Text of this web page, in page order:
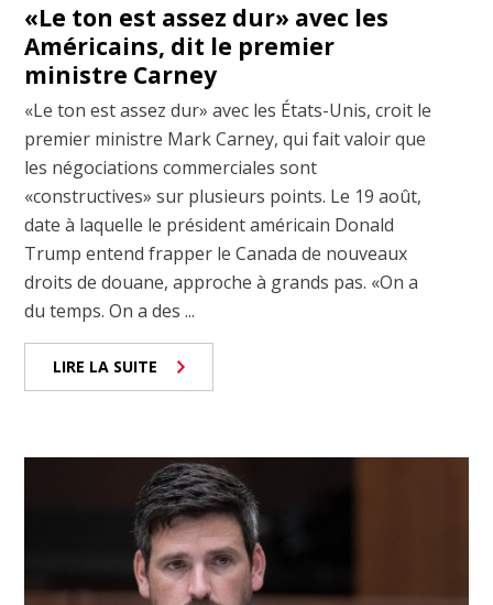
«Le ton est assez dur» avec les
Américains, dit le premier
ministre Carney
«Le ton est assez dur» avec les États-Unis, croit le
premier ministre Mark Carney, qui fait valoir que
les négociations commerciales sont
«constructives» sur plusieurs points. Le 19 août,
date à laquelle le président américain Donald
Trump entend frapper le Canada de nouveaux
droits de douane, approche à grands pas. «On a
du temps. On a des ...
LIRE LA SUITE